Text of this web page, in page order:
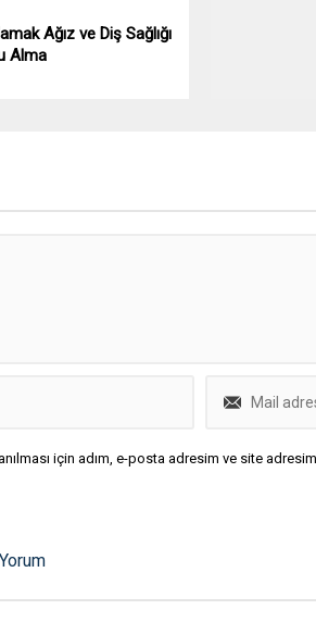
Ağız ve Diş Sağlığı
Alma
için adım, e-posta adresim ve site